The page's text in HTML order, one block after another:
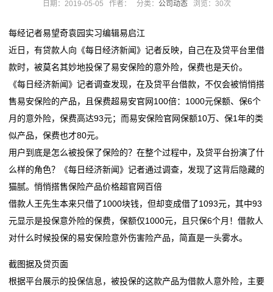
落子深耕 山东打造
这位全国人大代表带来“小电池”建议，关乎千家万户续
航
比亚迪第二代刀片电池暨闪充技术发布会定档3月5日晚
钠电池打响突围战，何时能“挑大梁”？
第三届中国全固态电池创新发展高峰论坛在京召开
电动轮椅拆了电池、坐垫算“净重”？商家退款赔钱！
开局“十五五” 奋斗正当时·干事创业 担当尽责丨龙头企业
落子深耕 山东打造
这位全国人大代表带来“小电池”建议，关乎千家万户续
航
比亚迪第二代刀片电池暨闪充技术发布会定档3月5日晚
钠电池打响突围战，何时能“挑大梁”？
第三届中国全固态电池创新发展高峰论坛在京召开
日期：2019-05-05 作者： 分类： 公司动态 浏览： 30次
每经记者易望奇袁园实习编辑易启江
近日，有贷款人向《每日经济新闻》记者反映，自己在及贷平台里借
款时，被莫名其妙地投保了易安保险的意外险，保费也是天价。
《每日经济新闻》记者调查发现，在及贷平台借款，不仅会被悄悄搭
售易安保险的产品，且保费超易安官网100倍：1000元保额、保6个
月的意外险，保费高达93元；而易安保险官网保额10万、保1年的类
似产品，保费也才80元。
用户到底是怎么被投保了保险的？在整个过程中，及贷平台扮演了什
么样的角色？《每日经济新闻》记者通过调查，发现了这背后隐藏的
猫腻。悄悄搭售保险产品价格超官网百倍
借款人王先生本来只借了1000块钱，但却变成借了1093元，其中93
元显示是投保意外险的保费，保额仅1000元，且只保6个月！借款人
对什么时候投保的易安保险意外伤害险产品，简直是一头雾水。
截图据及贷页面
根据平台展示的投保信息，被投保的这款产品为借款人意外险，主要